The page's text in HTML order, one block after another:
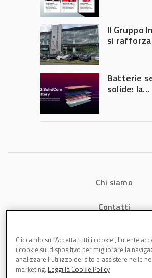
tempi e
Il Gruppo
si
Batterie
solide: la
accelerare
Chi siamo
Contatti
Cookies
Cliccando su “Accetta tutti i cookie”, l'utente
i cookie sul dispositivo per migliorare la
analizzare l'utilizzo del sito e assistere nelle
marketing. Leggi la Cookie Policy